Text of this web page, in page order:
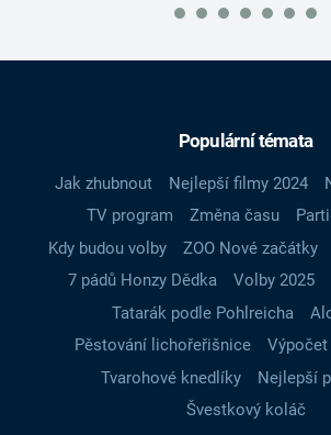
Populární témata
Jak zhubnout Nejlepší filmy 2024
TV program
Změna času
Kdy budou volby
ZOO Nové začátky
7 pádů Honzy Dědka
Volby 2025
Tatarák podle Pohlreicha
Pěstování lichořeřišnice
Tvarohové knedlíky
Nejlepší
Švestkový koláč